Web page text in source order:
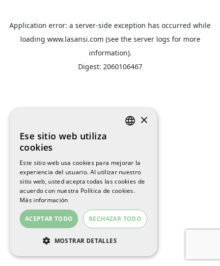
Application error: a server-side exception has occurred while
loading www.lasansi.com (see the server logs for more
information).
Digest: 2060106467
CATALAN
×
Ese sitio web utiliza
cookies
Este sitio web usa cookies para mejorar la
experiencia del usuario. Al utilizar nuestro
sitio web, usted acepta todas las cookies de
acuerdo con nuestra Política de cookies.
Más información
ACEPTAR TODO RECHAZAR TODO
MOSTRAR DETALLES
COOKIES ESTRICTAMENTE